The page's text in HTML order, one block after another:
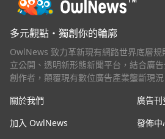
多元觀點・獨創你的輪廓
OwlNews 致力革新現有網路世界底層規
立公開、透明新形態新聞平台，結合廣
創作者，顛覆現有數位廣告產業壟斷現
關於我們
廣告刊
加入 OwlNews
發佈中